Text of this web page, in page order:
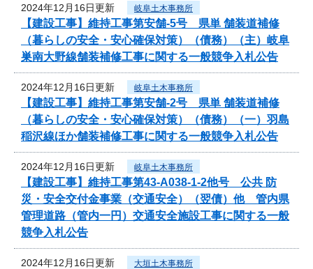
2024年12月16日更新 岐阜土木事務所
【建設工事】維持工事第安舗-5号 県単 舗装道補修
（暮らしの安全・安心確保対策）（債務）（主）岐阜
巣南大野線舗装補修工事に関する一般競争入札公告
2024年12月16日更新 岐阜土木事務所
【建設工事】維持工事第安舗-2号 県単 舗装道補修
（暮らしの安全・安心確保対策）（債務）（一）羽島
稲沢線ほか舗装補修工事に関する一般競争入札公告
2024年12月16日更新 岐阜土木事務所
【建設工事】維持工事第43-A038-1-2他号 公共 防
災・安全交付金事業（交通安全）（翌債）他 管内県
管理道路（管内一円）交通安全施設工事に関する一般
競争入札公告
2024年12月16日更新 大垣土木事務所